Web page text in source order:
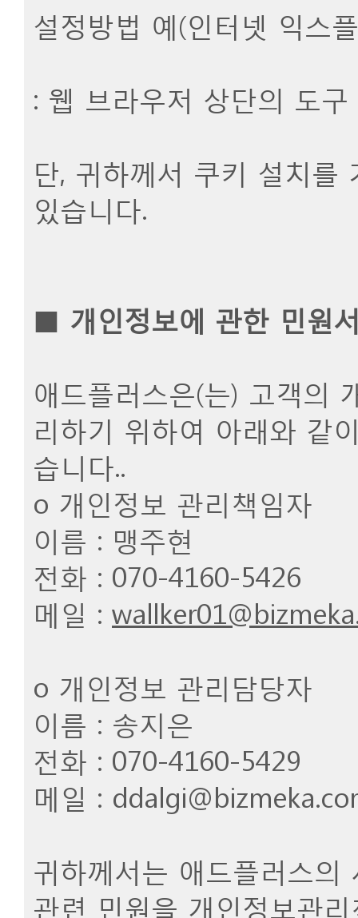
설정방법 예(인터넷 익스
: 웹 브라우저 상단의 도
단, 귀하께서 쿠키 설치를
있습니다.
■ 개인정보에 관한 민원
애드플러스은(는) 고객의
리하기 위하여 아래와 같
습니다..
ο 개인정보 관리책임자
이름 : 맹주현
전화 : 070-4160-5426
메일 :
ο 개인정보 관리담당자
이름 : 송지은
전화 : 070-4160-5429
메일 :
귀하께서는 애드플러스
관련 민원을 개인정보관